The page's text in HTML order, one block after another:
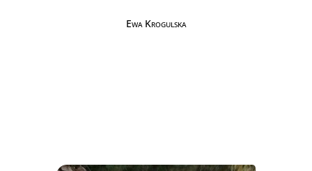
Ewa Krogulska